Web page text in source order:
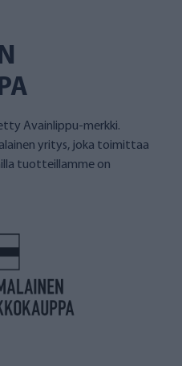
Avainlippu-merkki.
yritys, joka toimittaa
tuotteillamme on